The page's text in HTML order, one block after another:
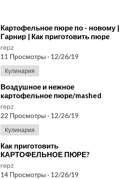
⁣Картофельное пюре по - новому |
Гарнир | Как приготовить пюре
repz
11 Просмотры · 12/26/19
Кулинария
⁣Воздушное и нежное
картофельное пюре/mashed
potatoes
repz
22 Просмотры · 12/26/19
Кулинария
⁣Как приготовить
КАРТОФЕЛЬНОЕ ПЮРЕ?
repz
14 Просмотры · 12/26/19